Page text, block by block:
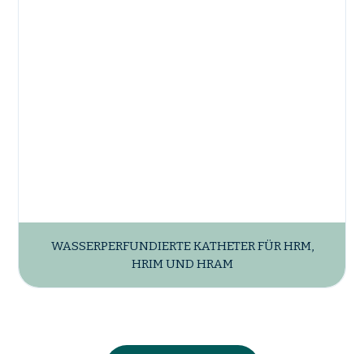
WASSERPERFUNDIERTE KATHETER FÜR HRM,
HRIM UND HRAM